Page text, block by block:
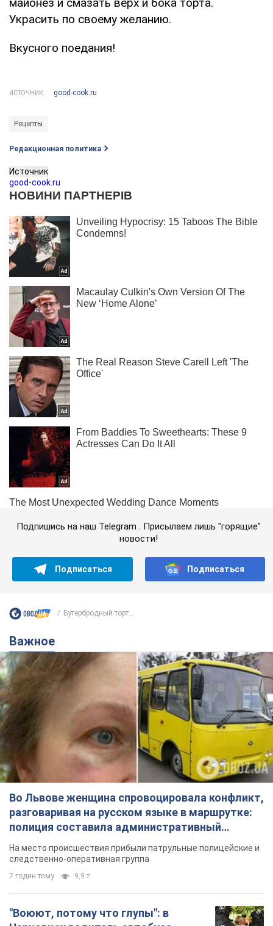
Украсить по своему желанию.
Вкусного поедания!
ИСТОЧНИК: good-cook.ru
Рецепты
Редакционная политика
Источник
good-cook.ru
Подпишись на наш Telegram . Присылаем лишь "горящие"
новости!
Подписаться Подписаться
Бутербродный торт...
Важное
Во Львове женщина спровоцировала конфликт,
разговаривая на русском языке в маршрутке:
полиция составила административный
протокол. Видео
На место происшествия прибыли патрульные полицейские и
следственно-оперативная группа
7 годин тому 9,9 т.
"Воюют, потому что глупы": в